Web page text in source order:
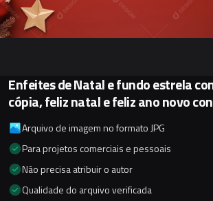
Enfeites de Natal e fundo estrela
cópia, feliz natal e feliz ano novo
Arquivo de imagem no formato JPG
Para projetos comerciais e pessoais
Não precisa atribuir o autor
Qualidade do arquivo verificada